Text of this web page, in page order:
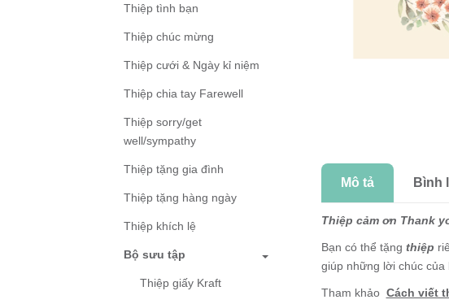
Thiệp tình bạn
Thiệp chúc mừng
Thiệp cưới & Ngày kỉ niệm
Thiệp chia tay Farewell
Thiệp sorry/get
well/sympathy
Thiệp tặng gia đình
Thiệp tặng hàng ngày
Thiệp khích lệ
Bộ sưu tập
Thiệp giấy Kraft
Mô tả Bình
Thiệp cảm ơn Thank
Bạn có thể tặng thiệp
giúp những lời chúc
Tham khảo Cách viết